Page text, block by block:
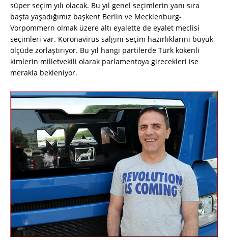
süper seçim yılı olacak. Bu yıl genel seçimlerin yanı sıra
başta yaşadığımız başkent Berlin ve Mecklenburg-
Vorpommern olmak üzere altı eyalette de eyalet meclisi
seçimleri var. Koronavirüs salgını seçim hazırlıklarını büyük
ölçüde zorlaştırıyor. Bu yıl hangi partilerde Türk kökenli
kimlerin milletvekili olarak parlamentoya girecekleri ise
merakla bekleniyor.